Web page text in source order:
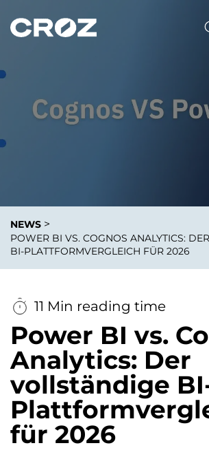
NEWS >
POWER BI VS. COGNOS ANALYTICS:
BI-PLATTFORMVERGLEICH FÜR 2026
11 Min reading time
Power BI vs.
Analytics: Der
vollständige
für 2026